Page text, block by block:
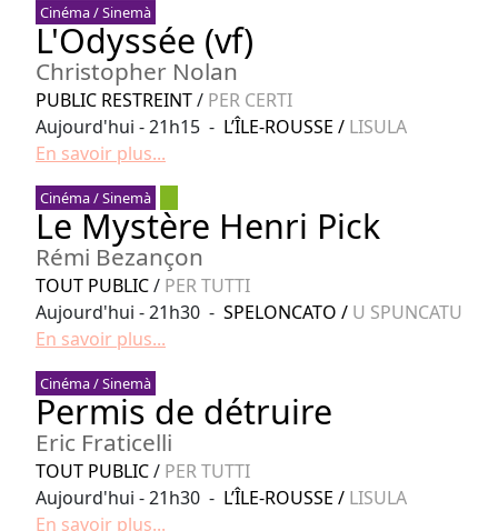
Cinéma / Sinemà
L'Odyssée (vf)
Christopher Nolan
PUBLIC RESTREINT/ PER CERTI
Aujourd'hui - 21h15 - L’ÎLE-ROUSSE / LISULA
En savoir plus...
Cinéma / Sinemà
Le Mystère Henri Pick
Rémi Bezançon
TOUT PUBLIC/ PER TUTTI
Aujourd'hui - 21h30 - SPELONCATO / U SPUNCATU
En savoir plus...
Cinéma / Sinemà
Permis de détruire
Eric Fraticelli
TOUT PUBLIC/ PER TUTTI
Aujourd'hui - 21h30 - L’ÎLE-ROUSSE / LISULA
En savoir plus...